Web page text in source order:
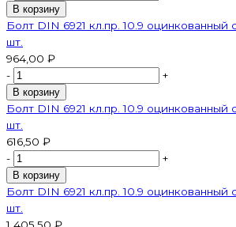
В корзину
Болт DIN 6921 кл.пр. 10.9 оцинкованный
шт.
964,00 ₽
-
+
В корзину
Болт DIN 6921 кл.пр. 10.9 оцинкованный
шт.
616,50 ₽
-
+
В корзину
Болт DIN 6921 кл.пр. 10.9
шт.
1 405,50 ₽